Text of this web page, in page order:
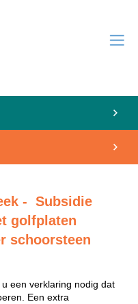
- Subsidie
golfplaten
schoorsteen
een verklaring nodig dat
Een extra